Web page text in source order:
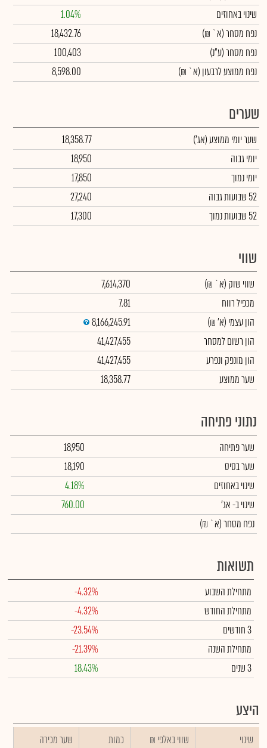
שינוי באחוזים
1.04%
נפח מסחר(א` ₪)
18,432.76
נפח מסחר(ע"נ)
100,403
נפח ממוצע לרבעון (א` ₪)
8,598.00
שערים
שער יומי ממוצע(אג')
18,358.77
יומי גבוה
18,950
יומי נמוך
17,850
52 שבועות גבוה
27,240
52 שבועות נמוך
17,300
שווי
שווי שוק (א` ₪)
7,614,370
מכפיל רווח
7.81
הון עצמי (א' ₪)
8,166,245.91
הון רשום למסחר
41,427,455
הון מונפק ונפרע
41,427,455
שער ממוצע
18,358.77
נתוני פתיחה
שער פתיחה
18,950
שער בסיס
18,190
שינוי באחוזים
4.18%
שינויב- אג'
760.00
נפח מסחר(א` ₪)
תשואות
מתחילת השבוע
-4.32%
מתחילת החודש
-4.32%
3 חודשים
-23.54%
מתחילת השנה
-21.39%
3 שנים
18.43%
היצע
שינוי ₪ שווי באלפי כמות
שער מכירה